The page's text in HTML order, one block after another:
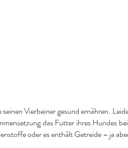
Vierbeiner gesund ernähren.
das Futter ihres Hundes
oder es enthält Getreide – ja